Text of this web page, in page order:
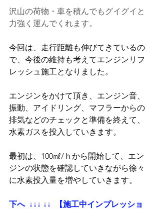
沢山の荷物・車を積んでもグイグイと
力強く運んでくれます。
今回は、走行距離も伸びてきているの
で、今後の維持も考えてエンジンリフ
レッシュ施工となりました。
エンジンをかけて頂き、エンジン音、
振動、アイドリング、マフラーからの
排気などのチェックと準備を終えて、
水素ガスを投入していきます。
最初は、100㎖/ｈから開始して、エン
ジンの状態を確認していきながら徐々
に水素投入量を増やしていきます。
下へ  ↓↓↓ ↓↓  【施工中インプレッショ